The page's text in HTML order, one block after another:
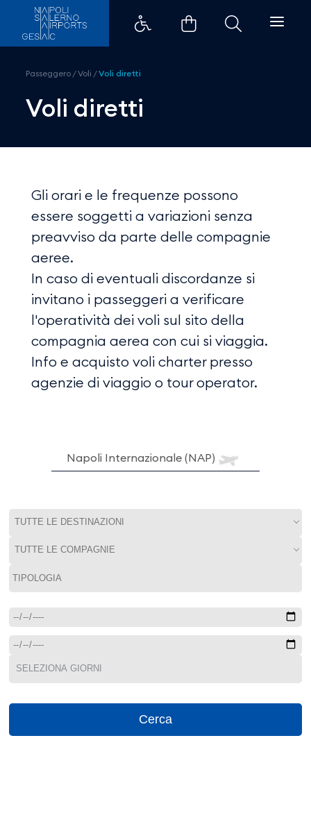
Voli diretti - Aeroporti di Napoli
Passeggero /Voli /Voli diretti
Voli diretti
Gli orari e le frequenze possono
essere soggetti a variazioni senza
preavviso da parte delle compagnie
aeree.
In caso di eventuali discordanze si
invitano i passeggeri a verificare
l'operatività dei voli sul sito della
compagnia aerea con cui si viaggia.
Info e acquisto voli charter presso
agenzie di viaggio o tour operator.
Napoli Internazionale (NAP)
TUTTE LE DESTINAZIONI
TUTTE LE COMPAGNIE
Cerca